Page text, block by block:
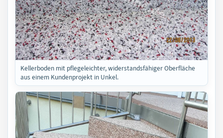
Kellerboden mit pflegeleichter, widerstandsfähiger Oberfläche
aus einem Kundenprojekt in Unkel.